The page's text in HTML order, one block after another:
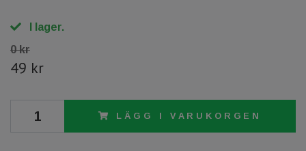
I lager.
0 kr
49 kr
LÄGG I VARUKORGEN